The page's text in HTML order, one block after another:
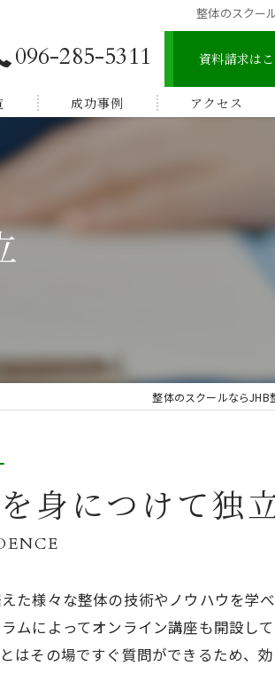
整体のスクー
096-285-5311 資料請求は
い
成功事例 アクセス
宇城市松橋地区
整体のスクールならJHB
身につけて独
た様々な整体の技術やノウハウを学
ムによってオンライン講座も開設し
その場ですぐ質問ができるため、効